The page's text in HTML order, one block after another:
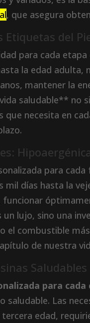
, que asegura
Etiquetas del
para cada
la edad adulta,
mantener la
saludable** no
que necesita en
para
mil días hasta la
funcionar
un lujo, sino una
el combustible
de nuestra
Saludables
para cada
saludable. Las
edad,